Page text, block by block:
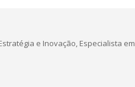
e Inovação, Especialista